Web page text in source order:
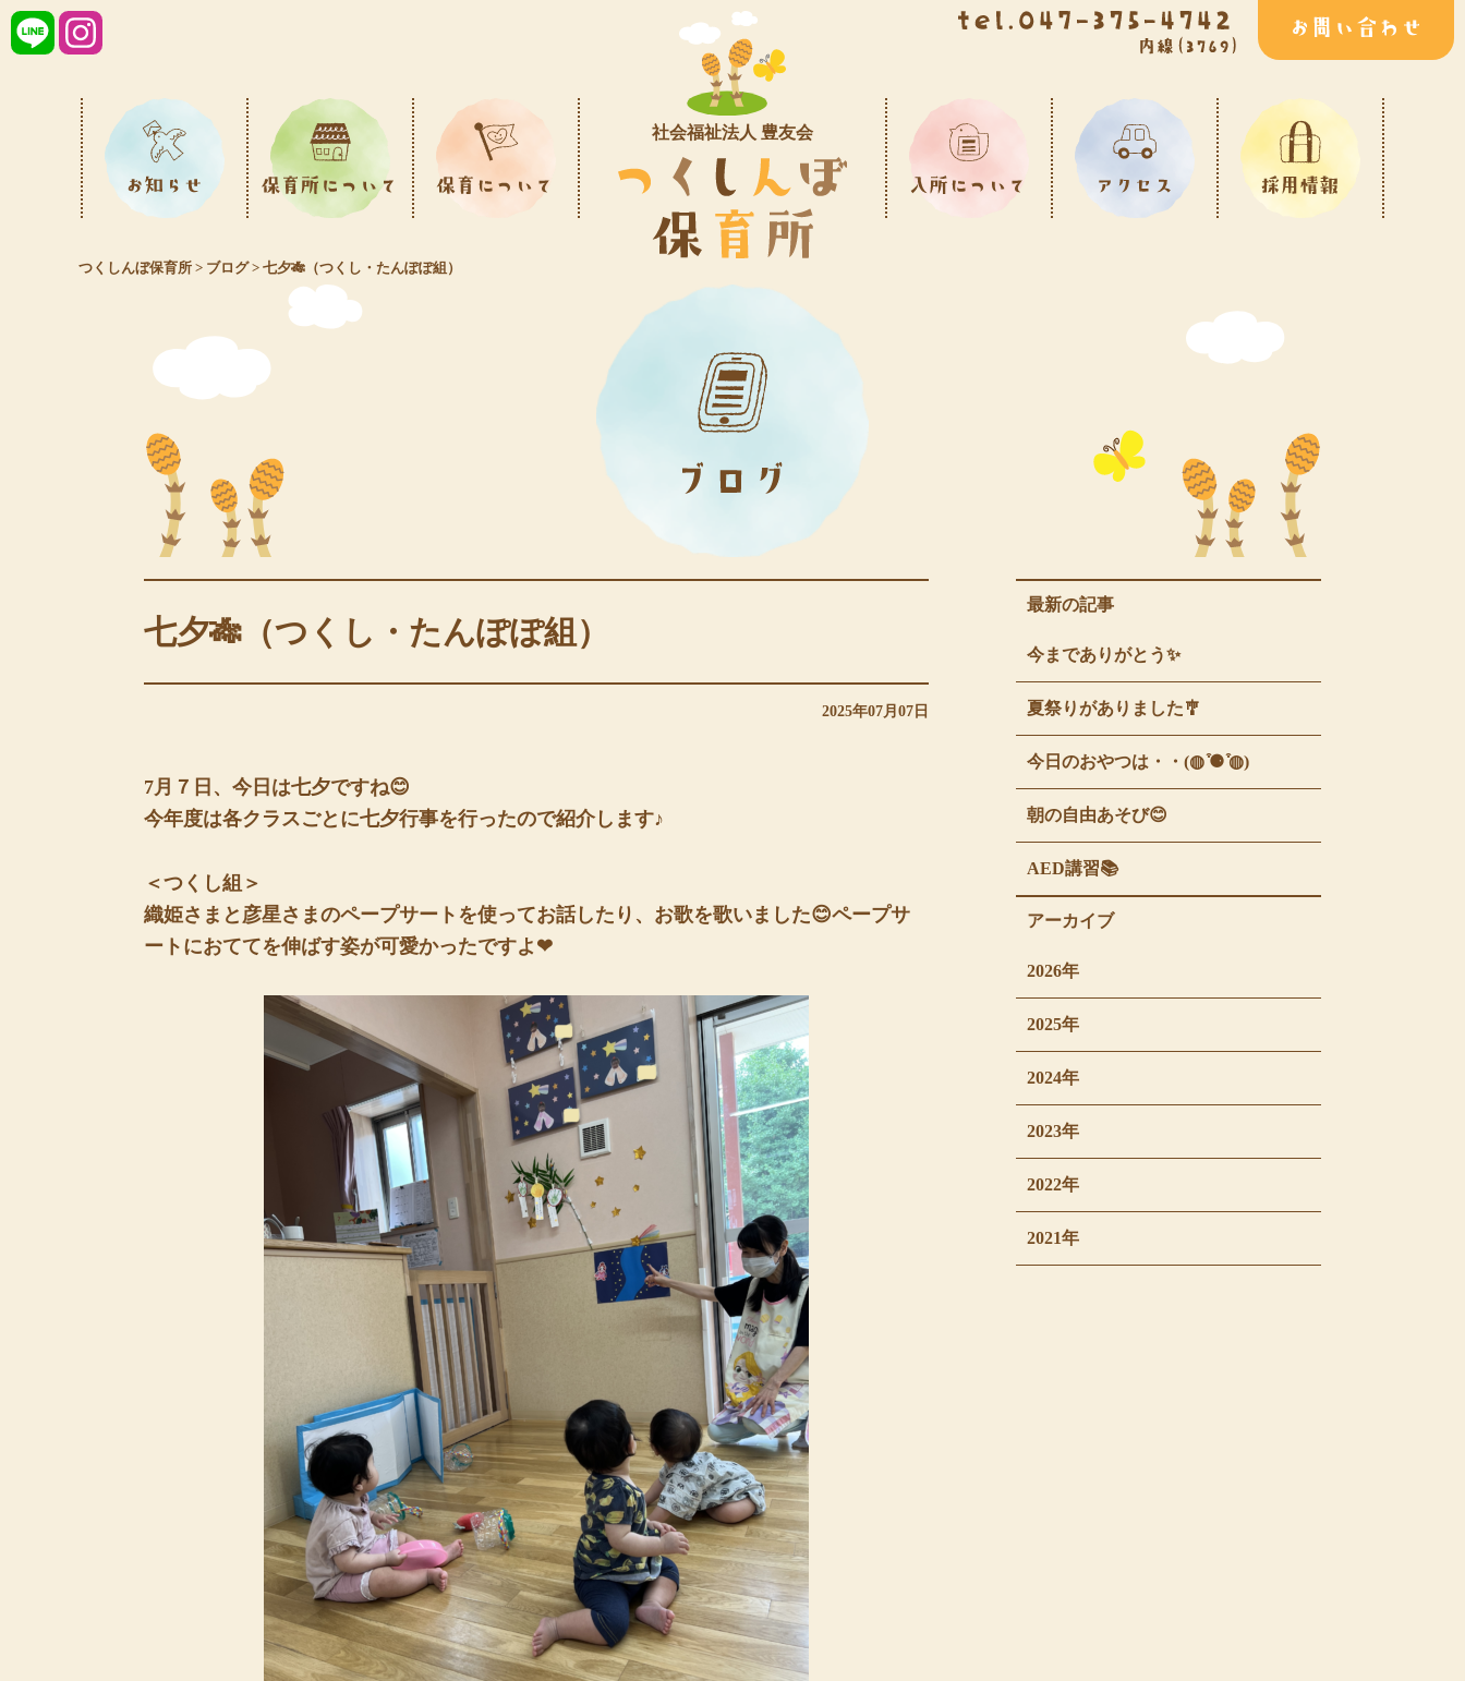
社会福祉法人 豊友会
園舎紹介
募集要項
採用に関する
お問い合わせ
つくしんぼ保育所 > ブログ> 七夕🎋（つくし・たんぽぽ組）
七夕🎋（つくし・たんぽぽ組）
2025年07月07日
7月７日、今日は七夕ですね😊
今年度は各クラスごとに七夕行事を行ったので紹介します♪
＜つくし組＞
織姫さまと彦星さまのペープサートを使ってお話したり、お歌を歌いました😊ペープサ
ートにおててを伸ばす姿が可愛かったですよ❤
最新の記事
今までありがとう✨
夏祭りがありました🎐
今日のおやつは・・(◍ ͒⚈ ͒◍)
朝の自由あそび😊
AED講習📚
アーカイブ
2026年
2025年
2024年
2023年
2022年
2021年